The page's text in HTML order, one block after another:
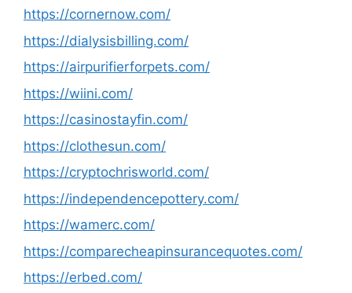
https://cornernow.com/
https://dialysisbilling.com/
https://airpurifierforpets.com/
https://wiini.com/
https://casinostayfin.com/
https://clothesun.com/
https://cryptochrisworld.com/
https://independencepottery.com/
https://wamerc.com/
https://comparecheapinsurancequotes.com/
https://erbed.com/